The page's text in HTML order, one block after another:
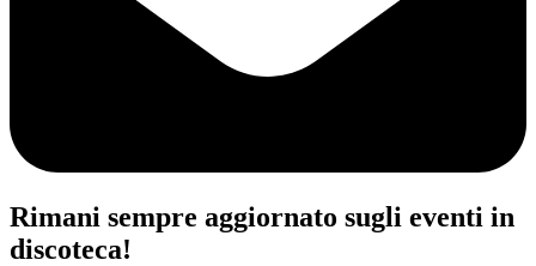
Rimani sempre aggiornato sugli eventi in
discoteca!